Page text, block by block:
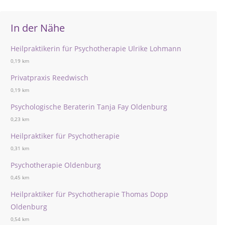
In der Nähe
Heilpraktikerin für Psychotherapie Ulrike Lohmann
0,19 km
Privatpraxis Reedwisch
0,19 km
Psychologische Beraterin Tanja Fay Oldenburg
0,23 km
Heilpraktiker für Psychotherapie
0,31 km
Psychotherapie Oldenburg
0,45 km
Heilpraktiker für Psychotherapie Thomas Dopp
Oldenburg
0,54 km